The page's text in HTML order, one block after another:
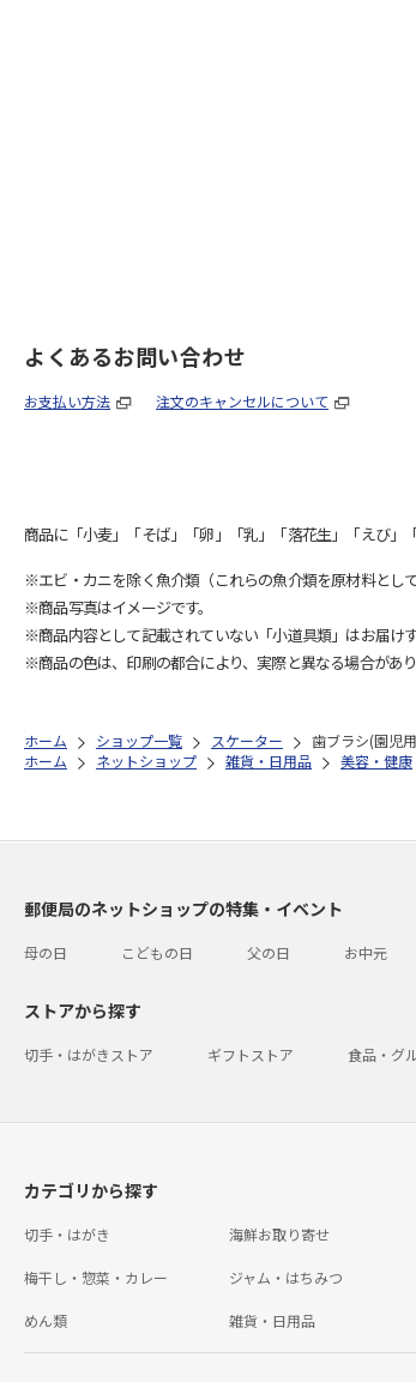
よくあるお問い合わせ
お支払い方法 注文のキャンセルについて
商品に「小麦」「そば」「卵」「乳」「落花生」「えび」
※エビ・カニを除く魚介類（これらの魚介類を原材料とし
※商品写真はイメージです。
※商品内容として記載されていない「小道具類」はお届け
※商品の色は、印刷の都合により、実際と異なる場合があり
ホーム ショップ一覧 スケーター
歯ブラシ(園児
ホーム
ネットショップ 雑貨・日用品 美容・健康
郵便局のネットショップの特集・イベント
母の日 こどもの日 父の日 お中元
ストアから探す
切手・はがきストア ギフトストア 食品・グ
カテゴリから探す
切手・はがき 海鮮お取り寄せ
梅干し・惣菜・カレー ジャム・はちみつ
めん類 雑貨・日用品